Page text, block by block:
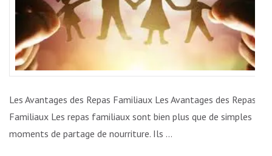
POUR
DES
ET
DURABLES
Les Avantages des Repas Familiaux Les Avantages des Repas
Familiaux Les repas familiaux sont bien plus que de simples
moments de partage de nourriture. Ils …